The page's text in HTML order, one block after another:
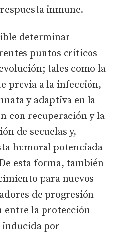
inmune.
determinar
puntos críticos
tales como la
previa a la infección,
y adaptiva en la
con recuperación y la
de secuelas y,
humoral potenciada
esta forma, también
para nuevos
de progresión-
entre la protección
por